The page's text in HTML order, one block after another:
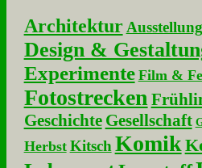
Architektur
Design &
Experimente Film &
Fotostrecken
Geschichte Gesellschaft
Herbst Kitsch Komik